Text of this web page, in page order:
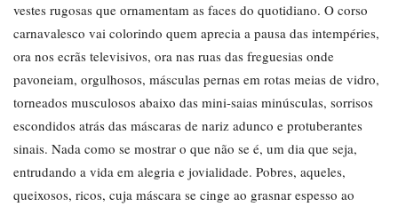
vestes rugosas que ornamentam as faces do quotidiano. O corso
carnavalesco vai colorindo quem aprecia a pausa das intempéries,
ora nos ecrãs televisivos, ora nas ruas das freguesias onde
pavoneiam, orgulhosos, másculas pernas em rotas meias de vidro,
torneados musculosos abaixo das mini-saias minúsculas, sorrisos
escondidos atrás das máscaras de nariz adunco e protuberantes
sinais. Nada como se mostrar o que não se é, um dia que seja,
entrudando a vida em alegria e jovialidade. Pobres, aqueles,
queixosos, ricos, cuja máscara se cinge ao grasnar espesso ao